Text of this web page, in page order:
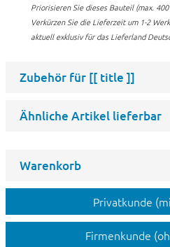
Priorisieren Sie dieses Bauteil (max.
Verkürzen Sie die Lieferzeit um 1-2
aktuell exklusiv für das Lieferland
Zubehör für [[ title ]]
Ähnliche Artikel lieferbar
Warenkorb
Privatkunde
Firmenkunde